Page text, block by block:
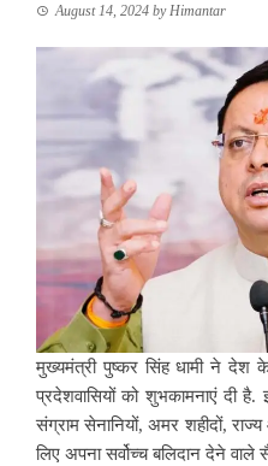
August 14, 2024 byHimantar
मुख्यमंत्री पुष्कर सिंह धामी ने देश
प्रदेशवासियों को शुभकामनाएं दी
संग्राम सेनानियों, अमर शहीदों, राज्य
लिए अपना सर्वोच्च बलिदान देने वाले